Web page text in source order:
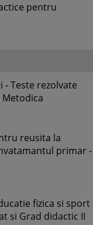
pentru
- Teste rezolvate
Metodica
reusita la
primar -
fizica si sport
si Grad didactic II